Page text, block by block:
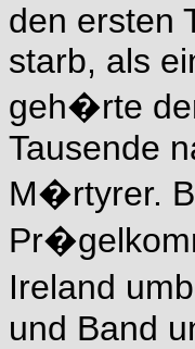
den ersten
starb, als
geh�rte
Tausende
M�rtyrer.
Ireland
und Band